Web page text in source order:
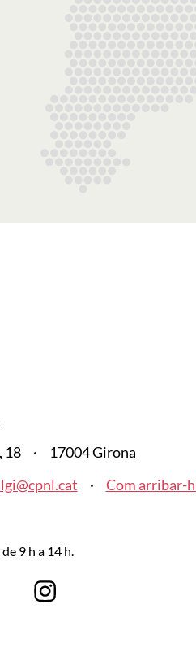
18
17004 Girona
Com arribar-
9 h a 14 h.